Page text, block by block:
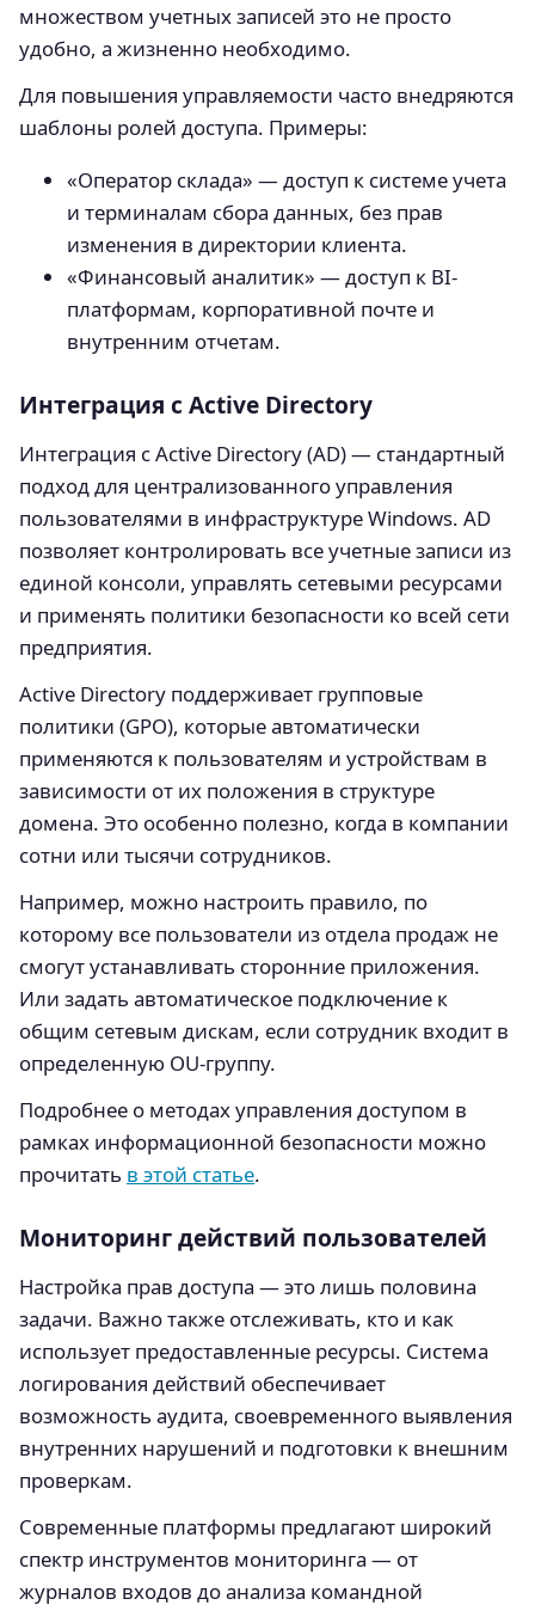
множеством учетных записей это не просто
удобно, а жизненно необходимо.
Для повышения управляемости часто внедряются
шаблоны ролей доступа. Примеры:
«Оператор склада» — доступ к системе учета
и терминалам сбора данных, без прав
изменения в директории клиента.
«Финансовый аналитик» — доступ к BI-
платформам, корпоративной почте и
внутренним отчетам.
Интеграция с Active Directory
Интеграция с Active Directory (AD) — стандартный
подход для централизованного управления
пользователями в инфраструктуре Windows. AD
позволяет контролировать все учетные записи из
единой консоли, управлять сетевыми ресурсами
и применять политики безопасности ко всей сети
предприятия.
Active Directory поддерживает групповые
политики (GPO), которые автоматически
применяются к пользователям и устройствам в
зависимости от их положения в структуре
домена. Это особенно полезно, когда в компании
сотни или тысячи сотрудников.
Например, можно настроить правило, по
которому все пользователи из отдела продаж не
смогут устанавливать сторонние приложения.
Или задать автоматическое подключение к
общим сетевым дискам, если сотрудник входит в
определенную OU-группу.
Подробнее о методах управления доступом в
рамках информационной безопасности можно
прочитать в этой статье.
Мониторинг действий пользователей
Настройка прав доступа — это лишь половина
задачи. Важно также отслеживать, кто и как
использует предоставленные ресурсы. Система
логирования действий обеспечивает
возможность аудита, своевременного выявления
внутренних нарушений и подготовки к внешним
проверкам.
Современные платформы предлагают широкий
спектр инструментов мониторинга — от
журналов входов до анализа командной